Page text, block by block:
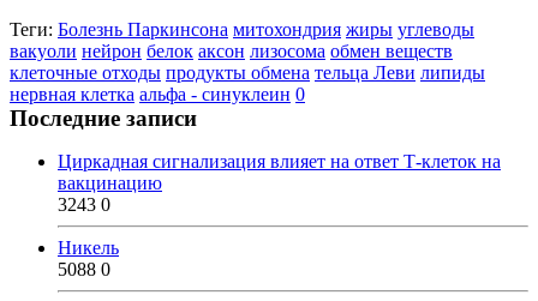
Теги: Болезнь Паркинсона митохондрия жиры углеводы
вакуоли нейрон белок аксон лизосома обмен веществ
клеточные отходы продукты обмена тельца Леви липиды
нервная клетка альфа - синуклеин 0
Последние записи
Циркадная сигнализация влияет на ответ Т-клеток на
вакцинацию
3243 0
Никель
5088 0